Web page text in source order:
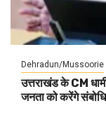
Dehradun/Mussoorie
उत्तराखंड के CM
जनता को करेंगे